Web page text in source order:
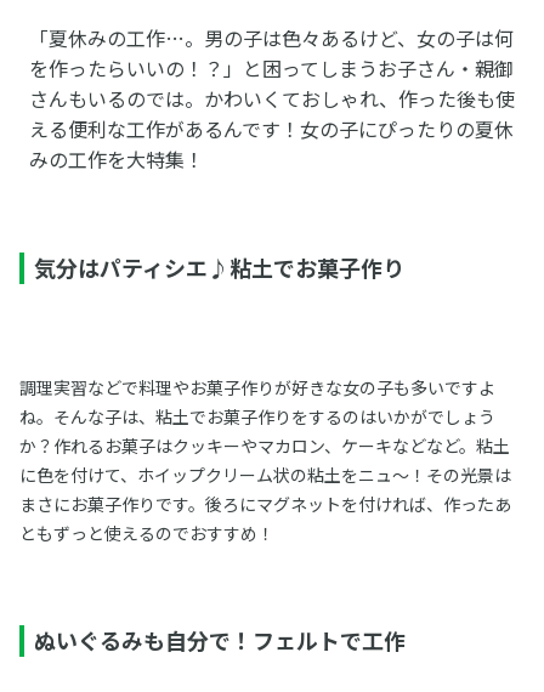
「夏休みの工作…。男の子は色々あるけど、女の子は何
を作ったらいいの！？」と困ってしまうお子さん・親御
さんもいるのでは。かわいくておしゃれ、作った後も使
える便利な工作があるんです！女の子にぴったりの夏休
みの工作を大特集！
気分はパティシエ♪粘土でお菓子作り
調理実習などで料理やお菓子作りが好きな女の子も多いですよ
ね。そんな子は、粘土でお菓子作りをするのはいかがでしょう
か？作れるお菓子はクッキーやマカロン、ケーキなどなど。粘土
に色を付けて、ホイップクリーム状の粘土をニュ～！その光景は
まさにお菓子作りです。後ろにマグネットを付ければ、作ったあ
ともずっと使えるのでおすすめ！
ぬいぐるみも自分で！フェルトで工作